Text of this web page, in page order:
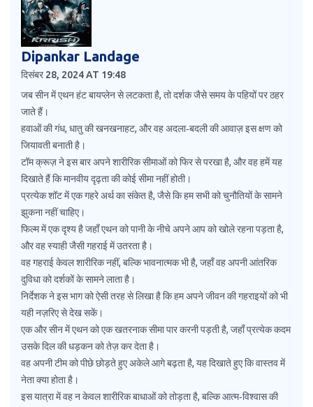
Dipankar Landage
दिसंबर 28, 2024 AT 19:48
जब सीन में एथन हंट बायप्लेन से लटकता है, तो दर्शक जैसे समय के पहियों पर ठहर
जाते हैं।
हवाओं की गंध, धातु की खनखनाहट, और वह अदला‑बदली की आवाज़ इस क्षण को
जियावती बनाती है।
टॉम क्रूज़ ने इस बार अपने शारीरिक सीमाओं को फिर से परखा है, और वह हमें यह
दिखाते हैं कि मानवीय दृढ़ता की कोई सीमा नहीं होती।
प्रत्येक शॉट में एक गहरे अर्थ का संकेत है, जैसे कि हम सभी को चुनौतियों के सामने
झुकना नहीं चाहिए।
फिल्म में एक दृश्य है जहाँ एथन को पानी के नीचे अपने आप को खोले रहना पड़ता है,
और वह स्याही जैसी गहराई में उतरता है।
वह गहराई केवल शारीरिक नहीं, बल्कि भावनात्मक भी है, जहाँ वह अपनी आंतरिक
दुविधा को दर्शकों के सामने लाता है।
निर्देशक ने इस भाग को ऐसी तरह से लिखा है कि हम अपने जीवन की गहराइयों को भी
यही नज़रिए से देख सकें।
एक और सीन में एथन को एक खतरनाक सीमा पार करनी पड़ती है, जहाँ प्रत्येक कदम
उसके दिल की धड़कन को तेज़ कर देता है।
वह अपनी टीम को पीछे छोड़ते हुए अकेले आगे बढ़ता है, यह दिखाते हुए कि वास्तव में
नेता क्या होता है।
इस यात्रा में वह न केवल शारीरिक बाधाओं को तोड़ता है, बल्कि आत्म‑विश्वास की